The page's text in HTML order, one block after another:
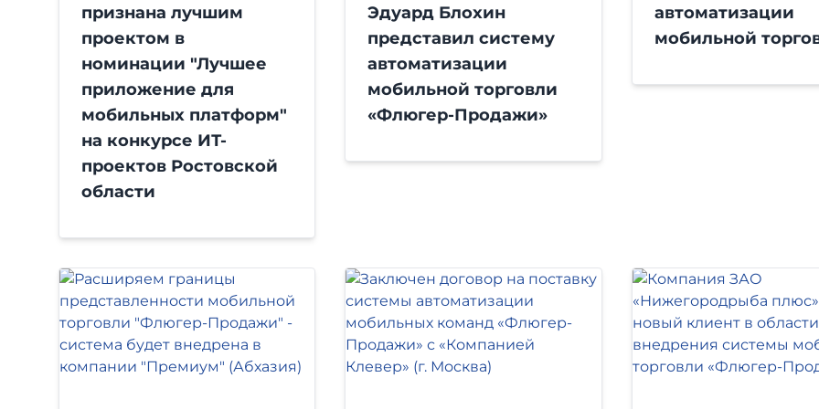
признана лучшим
проектом в
номинации "Лучшее
приложение для
мобильных платформ"
на конкурсе ИТ-
проектов Ростовской
области
Эдуард Блохин
представил систему
автоматизации
мобильной торговли
«Флюгер-Продажи»
автоматизации
мобильной